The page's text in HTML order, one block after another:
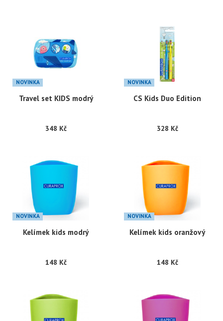
NOVINKA
Travel set KIDS modrý
348 Kč
NOVINKA
CS Kids Duo Edition
328 Kč
NOVINKA
Kelímek kids modrý
148 Kč
NOVINKA
Kelímek kids oranžový
148 Kč